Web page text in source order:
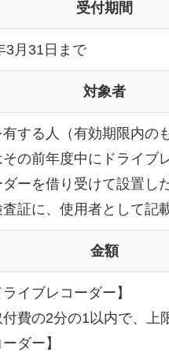
受付期間
3月31日まで
対象者
する人（有効期限内の
の前年度中にドライブ
ーを借り受けて設置し
証に、使用者として記
金額
イブレコーダー】
費の2分の1以内で、上
ダー】